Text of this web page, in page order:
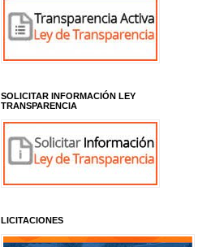
SOLICITAR INFORMACIÓN LEY
TRANSPARENCIA
LICITACIONES